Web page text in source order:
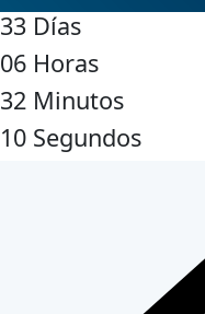
33 Días
06 Horas
32 Minutos
09 Segundos